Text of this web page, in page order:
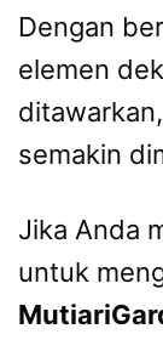
Dengan
elemen
semakin
Jika Anda
untuk